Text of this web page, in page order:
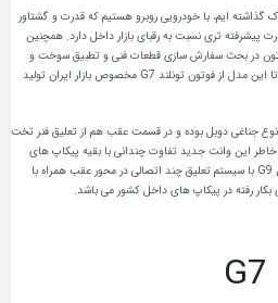
گذاشته ایم، با خودرویی روبرو هستیم که قدرت و گشتاور
پیشرفته تری نسبت به رقبای بازار داخل دارد. همچنین
در بحث سفارش سازی قطعات فنی و تطبیق سوخت و
سازگاری با شرایط ایران، اقداماتی انجام داده تا این مدل از فوتون تونلند G7 مخصوص بازار ایران تولید
نوع جناغی دوبل بوده و در قسمت عقب هم از تعلیق فنر تخت
خاطر این وانت جدید تفاوت چندانی با بقیه پیکاپ های
چینی داخل ایران دارد. در مقابل، پیکاپ بهمن G9 با سیستم تعلیق چند اتصالی در محور عقب همراه با
بکار رفته در پیکاپ های داخل کشور می باشد.